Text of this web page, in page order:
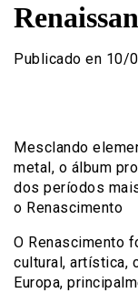
Publicado en 10/
Mesclando
metal, o álbum
dos períodos
o Renascimento
O Renascimento
cultural, artística,
Europa,